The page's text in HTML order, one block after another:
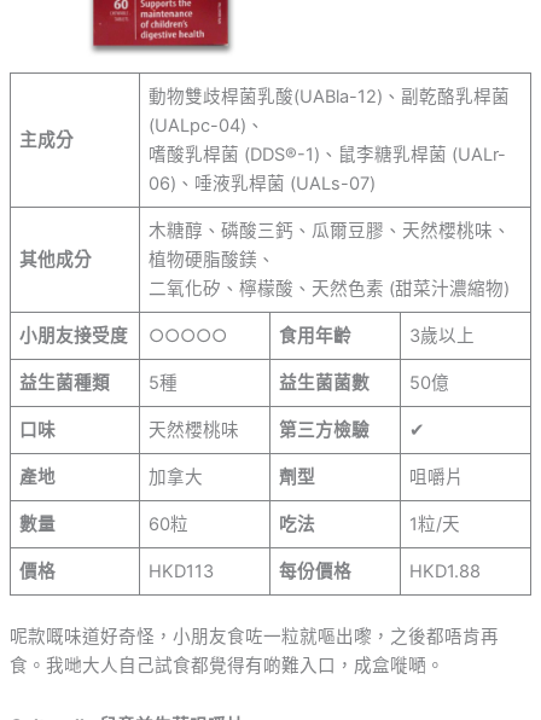
主成分
動物雙歧桿菌乳酸(UABla-12)、副乾酪乳桿菌
(UALpc-04)、
嗜酸乳桿菌 (DDS®-1)、鼠李糖乳桿菌 (UALr-
06)、唾液乳桿菌 (UALs-07)
其他成分
木糖醇、磷酸三鈣、瓜爾豆膠、天然櫻桃味、
植物硬脂酸鎂、
二氧化矽、檸檬酸、天然色素 (甜菜汁濃縮物)
小朋友接受度 ○○○○○ 食用年齡 3歲以上
益生菌種類 5種 益生菌菌數 50億
口味 天然櫻桃味 第三方檢驗 ✔
產地 加拿大 劑型 咀嚼片
數量 60粒 吃法 1粒/天
價格 HKD113 每份價格 HKD1.88
呢款嘅味道好奇怪，小朋友食咗一粒就嘔出嚟，之後都唔肯再
食。我哋大人自己試食都覺得有啲難入口，成盒嘥嗮。